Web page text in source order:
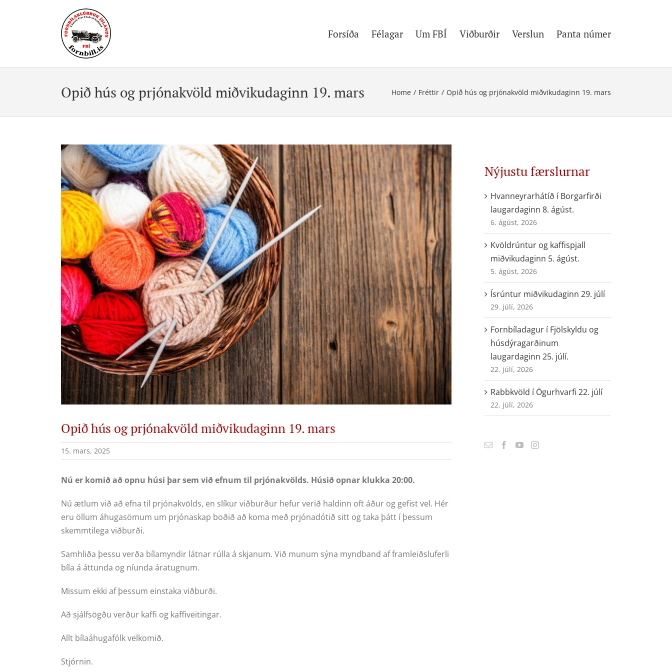
Forsíða Félagar Um FBÍ Viðburðir Verslun Panta númer
Opið hús og prjónakvöld miðvikudaginn 19. mars Home / Fréttir / Opið hús og prjónakvöld miðvikudaginn 19. mars
View
Larger
Image
Opið hús og prjónakvöld miðvikudaginn 19. mars
15. mars, 2025
Nú er komið að opnu húsi þar sem við efnum til prjónakvölds. Húsið opnar klukka 20:00.
Nú ætlum við að efna til prjónakvölds, en slíkur viðburður hefur verið haldinn oft áður og gefist vel. Hér
eru öllum áhugasömum um prjónaskap boðið að koma með prjónadótið sitt og taka þátt í þessum
skemmtilega viðburði.
Samhliða þessu verða bílamyndir látnar rúlla á skjanum. Við munum sýna myndband af framleiðsluferli
bíla á áttunda og níunda áratugnum.
Missum ekki af þessum einstaka viðburði.
Að sjálfsögðu verður kaffi og kaffiveitingar.
Allt bílaáhugafólk velkomið.
Stjórnin.
Nýjustu færslurnar
Hvanneyrarhátíð í Borgarfirði
laugardaginn 8. ágúst.
6. ágúst, 2026
Kvöldrúntur og kaffispjall
miðvikudaginn 5. ágúst.
5. ágúst, 2026
Ísrúntur miðvikudaginn 29. júlí
29. júlí, 2026
Fornbíladagur í Fjölskyldu og
húsdýragarðinum
laugardaginn 25. júlí.
22. júlí, 2026
Rabbkvöld í Ögurhvarfi 22. júlí
22. júlí, 2026